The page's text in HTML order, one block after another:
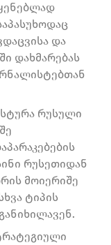
და
დახმარებას
რუსული
რუსეთიდან
მოიერიშე
ტიპის